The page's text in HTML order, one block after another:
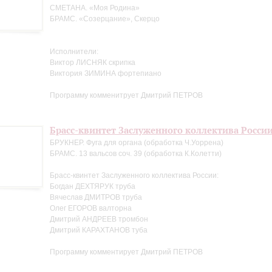
СМЕТАНА. «Моя Родина»
БРАМС. «Созерцание», Скерцо
Исполнители:
Виктор ЛИСНЯК скрипка
Виктория ЗИМИНА фортепиано
Программу комменитрует Дмитрий ПЕТРОВ
Брасс-квинтет Заслуженного коллектива
БРУКНЕР. Фуга для органа (обработка Ч.Уоррена)
БРАМС. 13 вальсов соч. 39 (обработка К.Колетти)
Брасс-квинтет Заслуженного коллектива России:
Богдан ДЕХТЯРУК труба
Вячеслав ДМИТРОВ труба
Олег ЕГОРОВ валторна
Дмитрий АНДРЕЕВ тромбон
Дмитрий КАРАХТАНОВ туба
Программу комментирует Дмитрий ПЕТРОВ